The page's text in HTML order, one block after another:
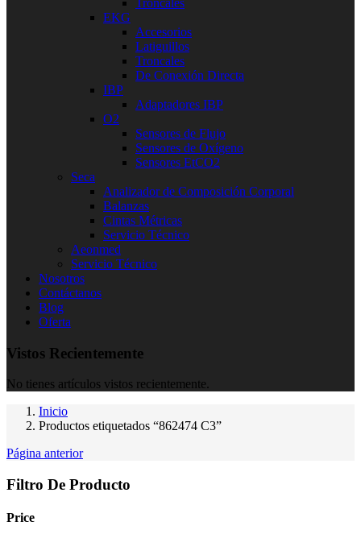
EKG
Accesorios
Latiguillos
Troncales
De Conexión Directa
IBP
Adaptadores IBP
O2
Sensores de Flujo
Sensores de Oxígeno
Sensores EtCO2
Seca
Analizador de Composición Corporal
Balanzas
Cintas Métricas
Servicio Técnico
Aeonmed
Servicio Técnico
Nosotros
Contáctanos
Blog
Oferta
Vistos Recientemente
No tienes artículos vistos recientemente.
Inicio
Productos etiquetados “862474 C3”
Página anterior
Filtro De Producto
Price